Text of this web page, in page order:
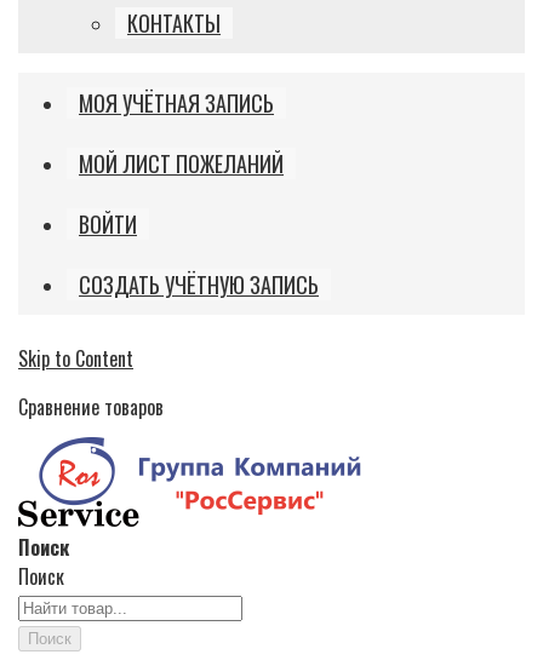
КОНТАКТЫ
МОЯ УЧЁТНАЯ ЗАПИСЬ
МОЙ ЛИСТ ПОЖЕЛАНИЙ
ВОЙТИ
СОЗДАТЬ УЧЁТНУЮ ЗАПИСЬ
Skip to Content
Сравнение товаров
Поиск
Поиск
Поиск